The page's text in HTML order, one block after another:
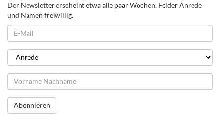
Der Newsletter erscheint etwa alle paar Wochen. Felder Anrede
und Namen freiwillig.
Abonnieren